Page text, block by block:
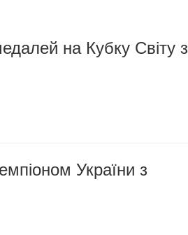
на Кубку Світу з
України з